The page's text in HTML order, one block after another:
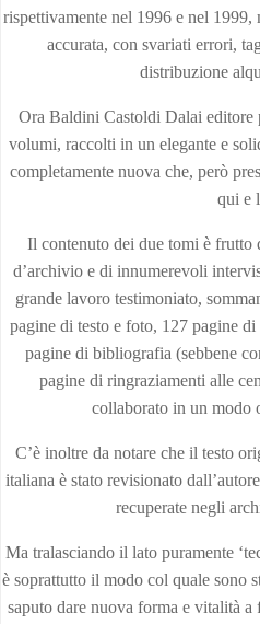
rispettivamente nel 1996 e nel
accurata, con svariati errori,
distribuzione
Ora Baldini Castoldi Dalai editore
volumi, raccolti in un elegante e
completamente nuova che, però
qui e
Il contenuto dei due tomi è
d’archivio e di innumerevoli
grande lavoro testimoniato,
pagine di testo e foto, 127 pagine
pagine di bibliografia (sebbene
pagine di ringraziamenti alle
collaborato in un modo
C’è inoltre da notare che il testo
italiana è stato revisionato
recuperate negli
Ma tralasciando il lato puramente
è soprattutto il modo col quale sono
saputo dare nuova forma e vitalità a